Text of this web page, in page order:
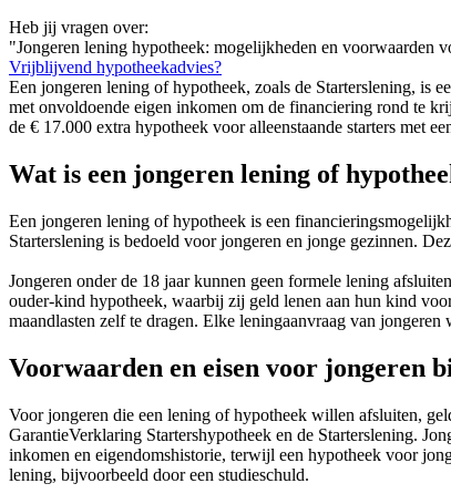
Heb jij vragen over:
"Jongeren lening hypotheek: mogelijkheden en voorwaarden
Vrijblijvend hypotheekadvies?
Een jongeren lening of hypotheek, zoals de Starterslening, is
met onvoldoende eigen inkomen om de financiering rond te
de € 17.000 extra hypotheek voor alleenstaande starters met
Wat is een jongeren lening of
Een jongeren lening of hypotheek is een
Starterslening is bedoeld voor jongeren en jonge gezinnen.
Jongeren onder de 18 jaar kunnen geen formele lening
ouder-kind hypotheek, waarbij zij geld lenen aan hun kind
maandlasten zelf te dragen. Elke leningaanvraag van
Voorwaarden en eisen voor jongeren
Voor jongeren die een lening of hypotheek willen afsluiten,
GarantieVerklaring Startershypotheek en de Starterslening.
inkomen en eigendomshistorie, terwijl een hypotheek voor
lening, bijvoorbeeld door een studieschuld.